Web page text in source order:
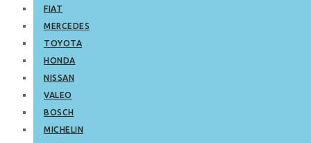
FIAT
MERCEDES
TOYOTA
HONDA
NISSAN
VALEO
BOSCH
MICHELIN